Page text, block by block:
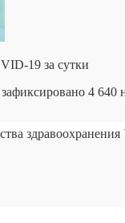
19 за сутки
4